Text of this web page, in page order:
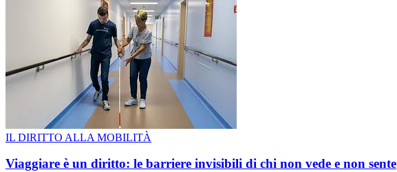
IL DIRITTO ALLA MOBILITÀ
Viaggiare è un diritto: le barriere invisibili di chi non vede e non sente